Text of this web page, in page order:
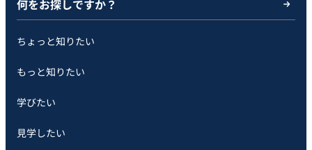
何をお探しですか？
ちょっと知りたい
もっと知りたい
学びたい
見学したい